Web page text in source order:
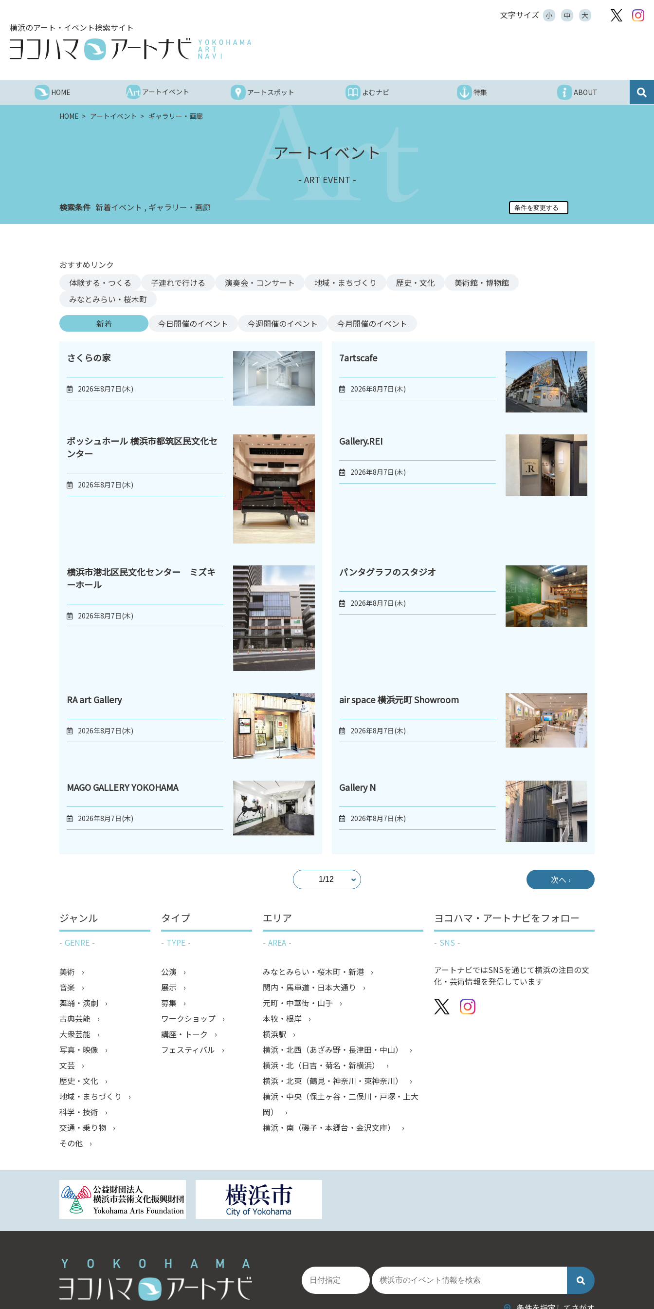
ン
文字サイズ 小 中 大
横浜のアート・イベント検索サイト
HOME アートイベント アートスポット よむナビ 特集 ABOUT
HOME アートイベント ギャラリー・画廊
アートイベント
ART EVENT
検索条件 新着イベント ギャラリー・画廊
おすすめリンク
体験する・つくる
子連れで行ける 演奏会・コンサート 地域・まちづくり 歴史・文化
美術館・博物館
みなとみらい・桜木町
新着 今日開催のイベント 今週開催のイベント 今月開催のイベント
さくらの家
2026年8月7日(木)
7artscafe
2026年8月7日(木)
ボッシュホール 横浜市都筑区民文化セ
ンター
2026年8月7日(木)
Gallery.REI
2026年8月7日(木)
横浜市港北区民文化センター ミズキ
ーホール
2026年8月7日(木)
パンタグラフのスタジオ
2026年8月7日(木)
RA art Gallery
2026年8月7日(木)
air space 横浜元町 Showroom
2026年8月7日(木)
MAGO GALLERY YOKOHAMA
2026年8月7日(木)
Gallery N
2026年8月7日(木)
次へ ›
ジャンル
GENRE
美術
音楽
舞踊・演劇
古典芸能
大衆芸能
写真・映像
文芸
歴史・文化
地域・まちづくり
科学・技術
交通・乗り物
その他
タイプ
TYPE
公演
展示
募集
ワークショップ
講座・トーク
フェスティバル
エリア
AREA
みなとみらい・桜木町・新港
関内・馬車道・日本大通り
元町・中華街・山手
本牧・根岸
横浜駅
横浜・北西（あざみ野・長津田・中山）
横浜・北（日吉・菊名・新横浜）
横浜・北東（鶴見・神奈川・東神奈川）
横浜・中央（保土ヶ谷・二俣川・戸塚・上大
岡）
横浜・南（磯子・本郷台・金沢文庫）
ヨコハマ・アートナビをフォロー
SNS
アートナビではSNSを通じて横浜の注目の文
化・芸術情報を発信しています